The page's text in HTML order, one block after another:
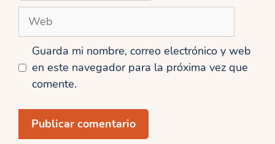
Web
Guarda mi nombre, correo electrónico y web
en este navegador para la próxima vez que
comente.